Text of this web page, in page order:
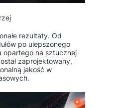
rezultaty. Od
po ulepszonego
opartego na sztucznej
zaprojektowany,
jakość w